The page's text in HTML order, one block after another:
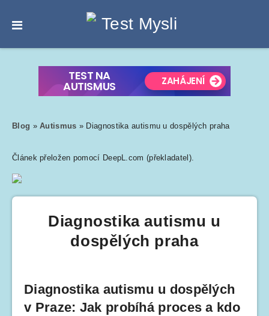
Blog »Autismus » Diagnostika autismu u dospělých praha
Článek přeložen pomocí DeepL.com (překladatel).
Diagnostika autismu u
dospělých praha
Diagnostika autismu u dospělých
v Praze: Jak probíhá proces a kdo